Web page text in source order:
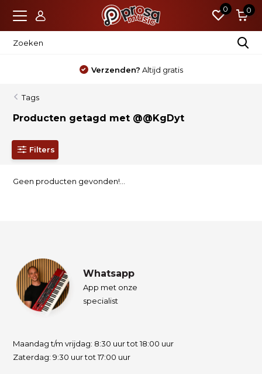
0 0
Verzenden? Altijd gratis
Tags
Producten getagd met @@KgDyt
Filters
Geen producten gevonden!...
Whatsapp
App met onze
specialist
Maandag t/m vrijdag: 8:30 uur tot 18:00 uur
Zaterdag: 9:30 uur tot 17:00 uur